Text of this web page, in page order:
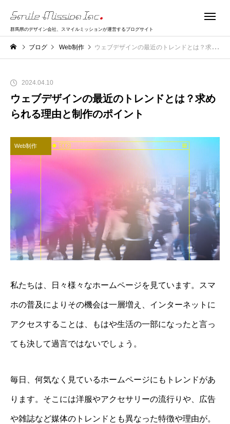
群馬県のデザイン会社、スマイルミッションが運営するブログサイト
ブログ Web制作 ウェブデザインの最近のトレンドとは？求められる理由と制作のポイント
2024.04.10
ウェブデザインの最近のトレンドとは？求め
られる理由と制作のポイント
Web制作
私たちは、日々様々なホームページを見ています。スマ
ホの普及によりその機会は一層増え、インターネットに
アクセスすることは、もはや生活の一部になったと言っ
ても決して過言ではないでしょう。
毎日、何気なく見ているホームページにもトレンドがあ
ります。そこには洋服やアクセサリーの流行りや、広告
や雑誌など媒体のトレンドとも異なった特徴や理由が。